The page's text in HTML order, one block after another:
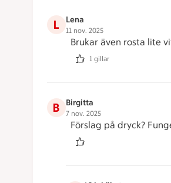
L Lena
11 nov. 2025
Brukar även rosta lite
1 gillar
B Birgitta
7 nov. 2025
Förslag på dryck?